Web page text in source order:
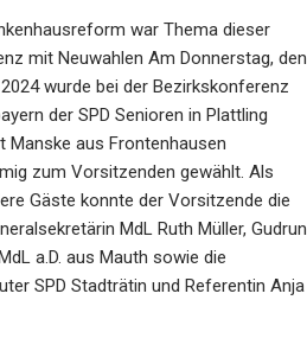
war Thema dieser
mit Neuwahlen Am Donnerstag, den
wurde bei der Bezirkskonferenz
der SPD Senioren in Plattling
Manske aus Frontenhausen
zum Vorsitzenden gewählt. Als
Gäste konnte der Vorsitzende die
MdL Ruth Müller, Gudrun
a.D. aus Mauth sowie die
SPD Stadträtin und Referentin Anja